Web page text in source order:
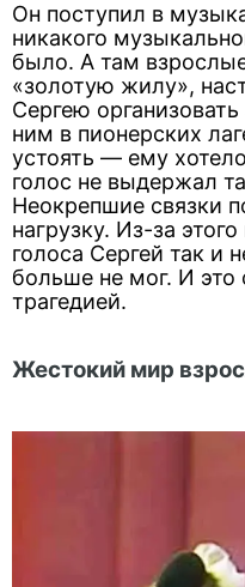
Он поступил в
никакого
было. А там
«золотую жилу»,
Сергею
ним в пионерских
устоять — ему
голос не выдержал
Неокрепшие связки
нагрузку. Из-за
голоса Сергей так и
больше не мог. И это
трагедией.
Жестокий мир